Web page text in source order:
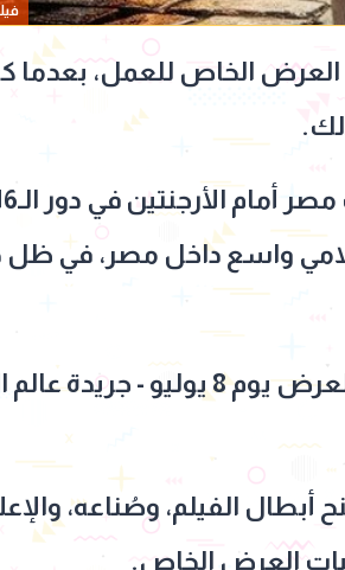
الخاص للعمل، بعدما
وإعلامي واسع داخل مصر، في
الفيلم، وصُناعه،
العرض الخاص.